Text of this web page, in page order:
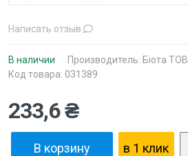
Написать отзыв
В наличии Производитель: Біота ТОВ
Код товара: 031389
233,6 ₴
В корзину в 1 клик